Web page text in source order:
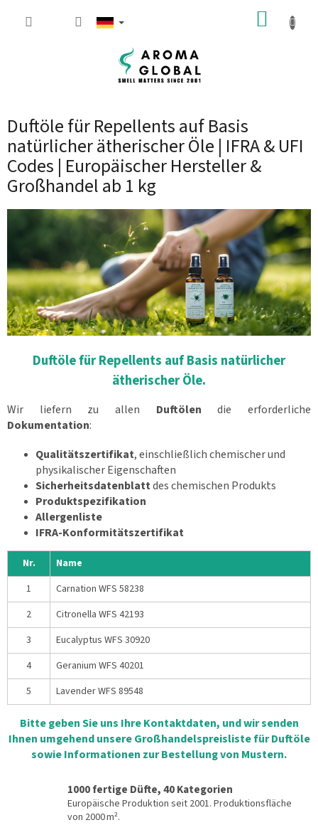
Duftöle für Repellents auf Basis
natürlicher ätherischer Öle | IFRA & UFI
Codes | Europäischer Hersteller &
Großhandel ab 1 kg
Duftöle für Repellents auf Basis natürlicher
ätherischer Öle.
Wir liefern zu allen Duftölen die erforderliche
Dokumentation:
Qualitätszertifikat, einschließlich chemischer und
physikalischer Eigenschaften
Sicherheitsdatenblattdes chemischen Produkts
Produktspezifikation
Allergenliste
IFRA-Konformitätszertifikat
Nr.
Name
1
Carnation WFS 58238
2
Citronella WFS 42193
3
Eucalyptus WFS 30920
4
Geranium WFS 40201
5
Lavender WFS 89548
Bitte geben Sie uns Ihre Kontaktdaten, und wir senden
Ihnen umgehend unsere Großhandelspreisliste für Duftöle
sowie Informationen zur Bestellung von Mustern.
1000 fertige Düfte, 40 Kategorien
Europäische Produktion seit 2001. Produktionsfläche
von 2000 m².